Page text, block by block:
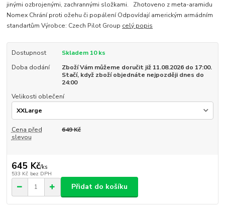
jinými ozbrojenými, zachrannými složkami. Zhotoveno z meta-aramidu
Nomex Chrání proti ožehu či popálení Odpovídají americkým armádním
standartům Výrobce: Czech Pilot Group celý popis
Dostupnost
Skladem 10 ks
Doba dodání
Zboží Vám můžeme doručit již 11.08.2026 do 17:00.
Stačí, když zboží objednáte nejpozději dnes do
24:00
Velikosti oblečení
Cena před
slevou
649 Kč
645 Kč/ks
533 Kč bez DPH
Přidat do košíku